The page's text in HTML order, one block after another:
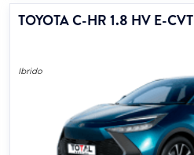
TOYOTA C-HR 1.8 HV E-
Ibrido